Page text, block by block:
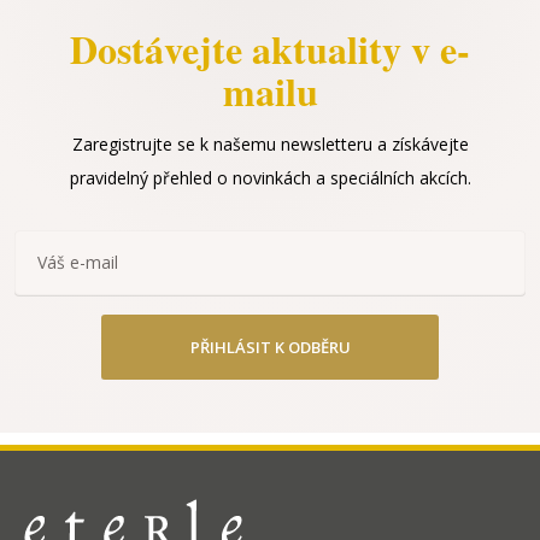
Dostávejte aktuality v e-
mailu
Zaregistrujte se k našemu newsletteru a získávejte
pravidelný přehled o novinkách a speciálních akcích.
PŘIHLÁSIT K ODBĚRU